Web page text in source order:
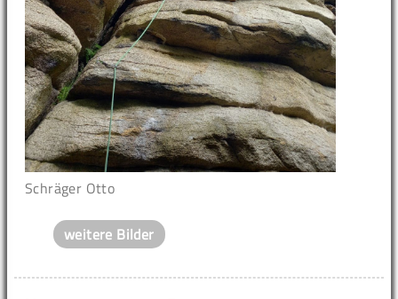
Schräger Otto
weitere Bilder